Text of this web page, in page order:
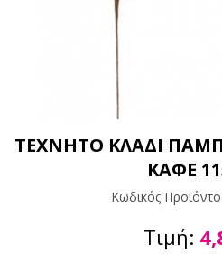
ΤΕΧΝΗΤΟ ΚΛΑΔΙ
ΚΑΦΕ
Κωδικός
Τιμή: